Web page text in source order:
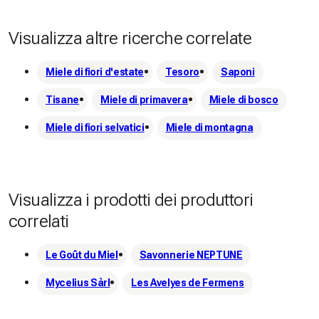
Visualizza altre ricerche correlate
Miele di fiori d'estate Tesoro Saponi
Tisane Miele di primavera Miele di bosco
Miele di fiori selvatici Miele di montagna
Visualizza i prodotti dei produttori
correlati
Le Goût du Miel Savonnerie NEPTUNE
Mycelius Sàrl Les Avelyes de Fermens